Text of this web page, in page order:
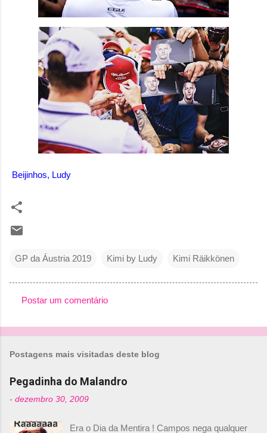
Beijinhos, Ludy
GP da Áustria 2019 Kimi by Ludy Kimi Räikkönen
o
n
t
r
Postar um comentário
Postagens mais visitadas deste blog
Pegadinha do Malandro
- dezembro 30, 2009
Era o Dia da Mentira ! Campos nega qualquer